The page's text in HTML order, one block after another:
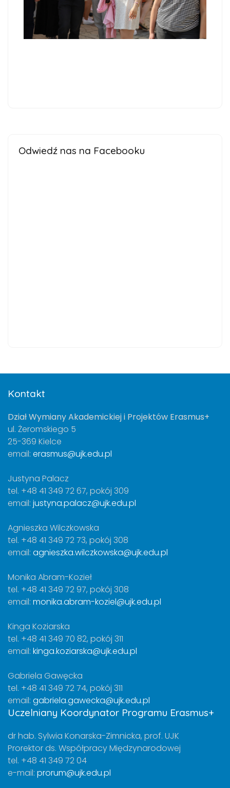
Odwiedź nas na Facebooku
Kontakt
Dział Wymiany Akademickiej i Projektów Erasmus+
ul. Żeromskiego 5
25-369 Kielce
email: erasmus@ujk.edu.pl
Justyna Palacz
tel. +48 41 349 72 67, pokój 309
email: justyna.palacz@ujk.edu.pl
Agnieszka Wilczkowska
tel. +48 41 349 72 73, pokój 308
email: agnieszka.wilczkowska@ujk.edu.pl
Monika Abram-Kozieł
tel. +48 41 349 72 97, pokój 308
email: monika.abram-koziel@ujk.edu.pl
Kinga Koziarska
tel. +48 41 349 70 82, pokój 311
email: kinga.koziarska@ujk.edu.pl
Gabriela Gawęcka
tel. +48 41 349 72 74, pokój 311
email: gabriela.gawecka@ujk.edu.pl
Uczelniany Koordynator Programu Erasmus+
dr hab. Sylwia Konarska-Zimnicka, prof. UJK
Prorektor ds. Współpracy Międzynarodowej
tel. +48 41 349 72 04
e-mail: prorum@ujk.edu.pl